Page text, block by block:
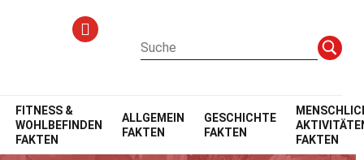
FITNESS &
WOHLBEFINDEN
FAKTEN
ALLGEMEIN
FAKTEN
GESCHICHTE
FAKTEN
FAKTEN